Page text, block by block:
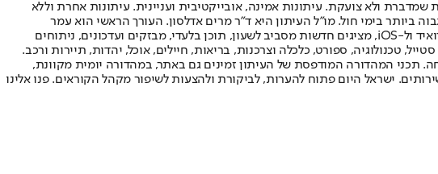
ולא צועקת. עיתונות אמינה, אובייקטיבית ועניינית. עיתונות אחרת וללא
הישראלי בעל שיעור החשיפה הגבוה ביותר בימי חול. מו"ל העיתון היא ד"ר מרים אדלסון. העורך הראשי הוא עמר
לחמנוביץ, והעורך המייסד הוא עמוס רגב. אתרי האינטרנט של "ישראל היום" בעברית ובאנגלית, כמו כן היישומונים (אפליקציות) לאנדרואיד ול-iOS, מציגים חדשות מסביב לשעון, תוכן בלעדי, מבזקים ועדכונים, ניתוחים
טכנולוגיה, ספורט, כלכלה וצרכנות, בריאות, חיילים, אוכל, יהדות, תיירות ורכב.
תכני המהדורה המודפסת של העיתון זמינים גם באתר, במהדורה יומית מקוונת,
ישראל היום פתוח להערות, לביקורת ולהצעות לשיפור מקהל הקוראים. פנו אלינו